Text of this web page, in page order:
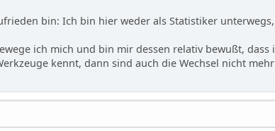
bin: Ich bin hier weder als Statistiker
ich mich und bin mir dessen relativ bewußt, dass
kennt, dann sind auch die Wechsel nicht